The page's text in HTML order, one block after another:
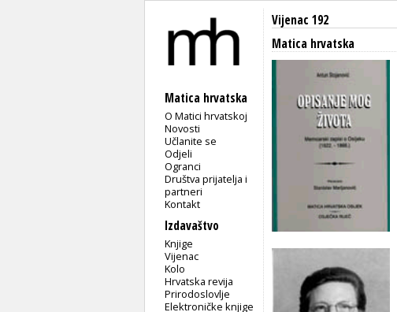
Matica hrvatska
O Matici hrvatskoj
Novosti
Učlanite se
Odjeli
Ogranci
Društva prijatelja i
partneri
Kontakt
Izdavaštvo
Knjige
Vijenac
Kolo
Hrvatska revija
Prirodoslovlje
Elektroničke knjige
Vijenac 192
Matica hrvatska